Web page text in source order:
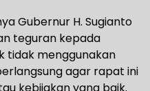
Gubernur H. Sugianto
teguran kepada
tidak menggunakan
agar rapat ini
kebijakan yang baik.